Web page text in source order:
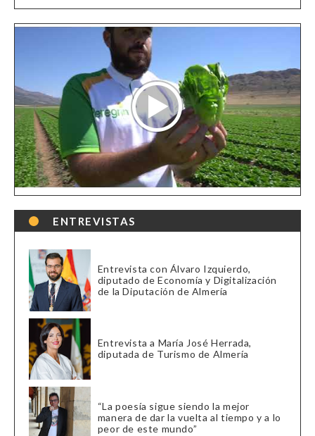
ENTREVISTAS
Entrevista con Álvaro Izquierdo,
diputado de Economía y Digitalización
de la Diputación de Almería
Entrevista a María José Herrada,
diputada de Turismo de Almería
“La poesía sigue siendo la mejor
manera de dar la vuelta al tiempo y a lo
peor de este mundo”